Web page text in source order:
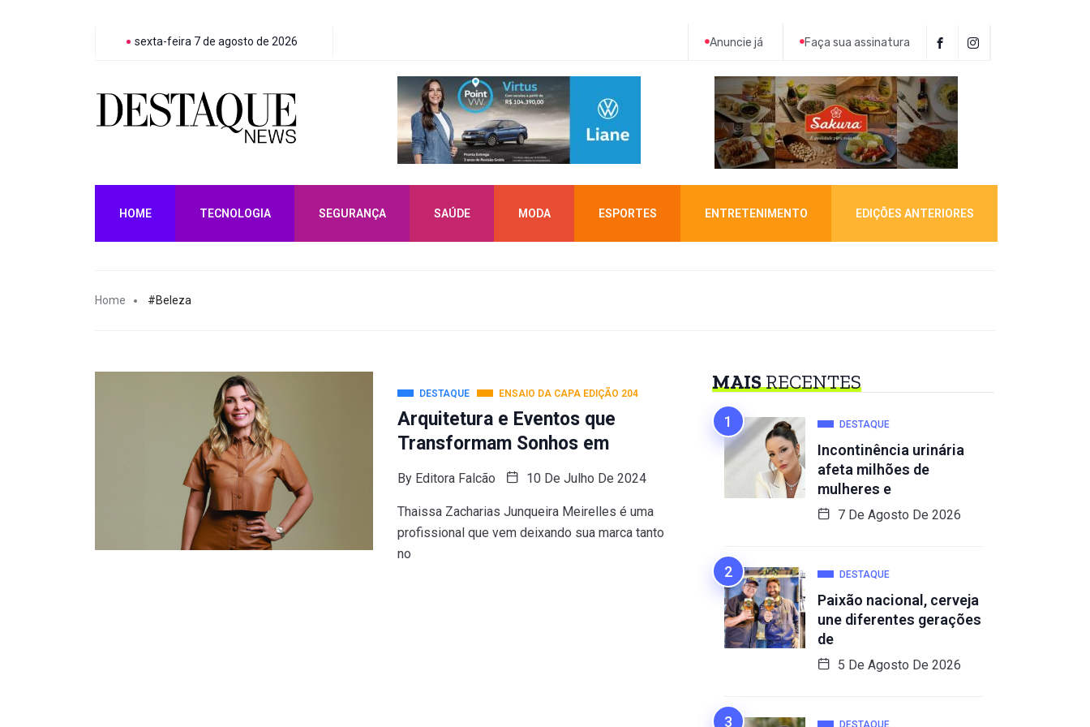
sexta-feira 7 de agosto de 2026 Anuncie já Faça sua assinatura
HOME TECNOLOGIA SEGURANÇA SAÚDE MODA ESPORTES ENTRETENIMENTO EDIÇÕES ANTERIORES
Home #Beleza
DESTAQUE ENSAIO DA CAPA EDIÇÃO 204
Arquitetura e Eventos que
Transformam Sonhos em
By Editora Falcão 10 De Julho De 2024
Thaissa Zacharias Junqueira Meirelles é uma
profissional que vem deixando sua marca tanto
no
MAISRECENTES
DESTAQUE
Incontinência urinária
afeta milhões de
mulheres e
7 De Agosto De 2026
DESTAQUE
Paixão nacional, cerveja
une diferentes gerações
de
5 De Agosto De 2026
DESTAQUE